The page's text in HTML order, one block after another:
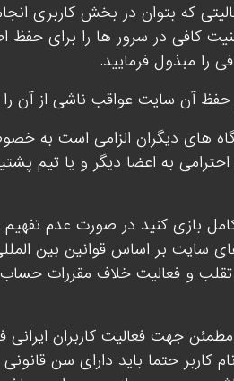
که بتوان در بخش کاربری
کافی در سرور ها را برای حفظ
را مبذول فرمایید.
آن سایت عواقب ناشی از آن
های دیگران الزامی است به
به اعضا دیگر و یا تیم
بازی کنید در صورت عدم تفهیم
سایت بر اساس قوانین بین
و فعالیت خلاف مقررات حساب
جهت فعالیت کاربران ایرانی
حتما باید دارای سن قانونی